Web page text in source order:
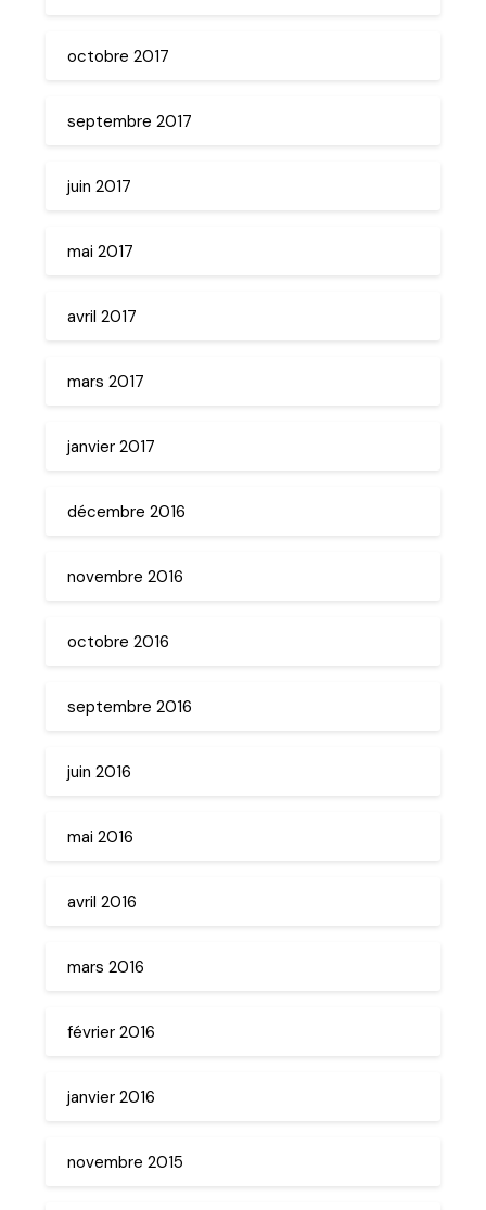
octobre 2017
septembre 2017
juin 2017
mai 2017
avril 2017
mars 2017
janvier 2017
décembre 2016
novembre 2016
octobre 2016
septembre 2016
juin 2016
mai 2016
avril 2016
mars 2016
février 2016
janvier 2016
novembre 2015